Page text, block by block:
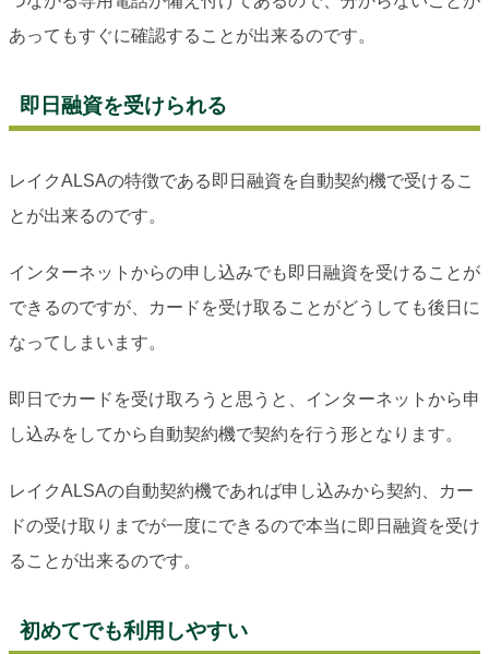
あってもすぐに確認することが出来るのです。
即日融資を受けられる
レイクALSAの特徴である即日融資を自動契約機で受けるこ
とが出来るのです。
インターネットからの申し込みでも即日融資を受けることが
できるのですが、カードを受け取ることがどうしても後日に
なってしまいます。
即日でカードを受け取ろうと思うと、インターネットから申
し込みをしてから自動契約機で契約を行う形となります。
レイクALSAの自動契約機であれば申し込みから契約、カー
ドの受け取りまでが一度にできるので本当に即日融資を受け
ることが出来るのです。
初めてでも利用しやすい